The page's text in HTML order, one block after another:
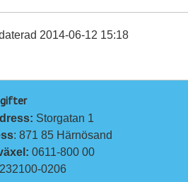
2014-06-12 15:18
Storgatan 1
: 871 85 Härnösand
0611-800 00
232100-0206